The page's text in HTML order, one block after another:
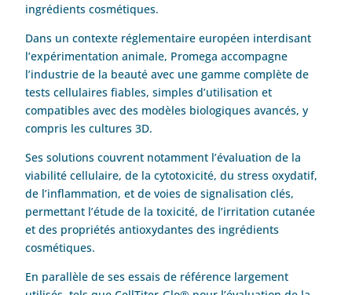
ingrédients cosmétiques.
Dans un contexte réglementaire européen interdisant
l’expérimentation animale, Promega accompagne
l’industrie de la beauté avec une gamme complète de
tests cellulaires fiables, simples d’utilisation et
compatibles avec des modèles biologiques avancés, y
compris les cultures 3D.
Ses solutions couvrent notamment l’évaluation de la
viabilité cellulaire, de la cytotoxicité, du stress oxydatif,
de l’inflammation, et de voies de signalisation clés,
permettant l’étude de la toxicité, de l’irritation cutanée
et des propriétés antioxydantes des ingrédients
cosmétiques.
En parallèle de ses essais de référence largement